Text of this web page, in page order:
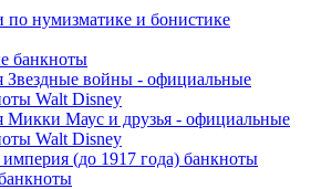
по нумизматике и бонистике
банкноты
Звездные войны - официальные
Walt Disney
Микки Маус и друзья - официальные
Walt Disney
империя (до 1917 года) банкноты